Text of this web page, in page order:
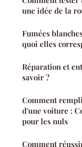
une idée de la
Fumées
quoi elles
Réparation et
savoir ?
Comment
d'une voiture :
pour les nuls
Comment